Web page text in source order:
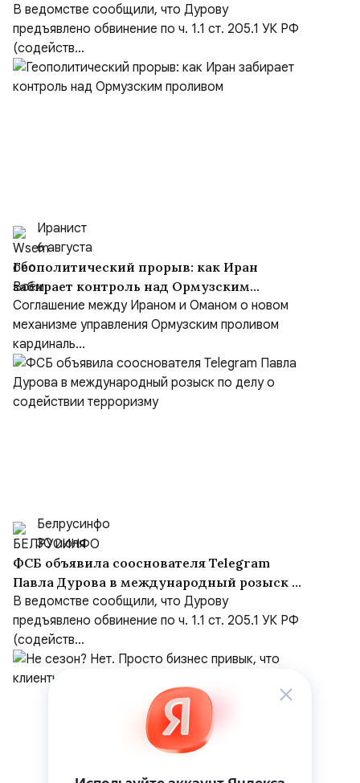
делу о содействии терроризму
В ведомстве сообщили, что Дурову
предъявлено обвинение по ч. 1.1 ст. 205.1 УК РФ
(содейств...
Иранист
6 августа
Геополитический прорыв: как Иран
забирает контроль над Ормузским
проливом
Соглашение между Ираном и Оманом о новом
механизме управления Ормузским проливом
кардиналь...
Белрусинфо
30 июля
ФСБ объявила сооснователя Telegram
Павла Дурова в международный розыск по
делу о содействии терроризму
В ведомстве сообщили, что Дурову
предъявлено обвинение по ч. 1.1 ст. 205.1 УК РФ
(содейств...